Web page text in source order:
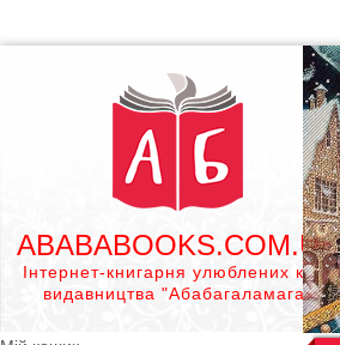
ABABABOOKS.COM.UA
Інтернет-книгарня улюблених книг
видавництва "Абабагаламага"